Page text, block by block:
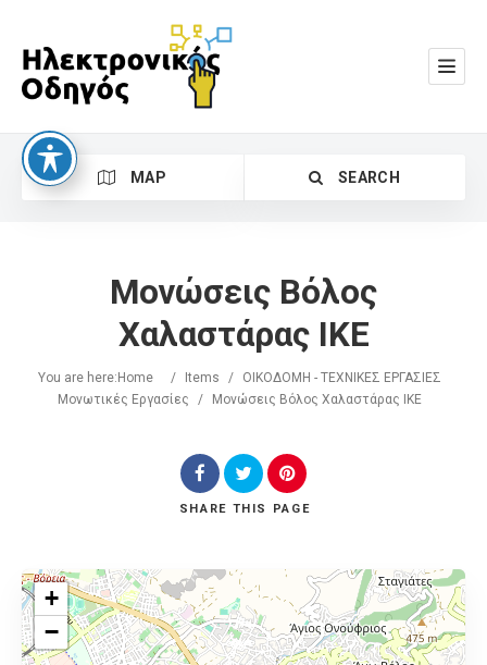
MAP SEARCH
Search
Μονώσεις Βόλος
Χαλαστάρας ΙΚΕ
You are here: Home / Items /
ΟΙΚΟΔΟΜΗ - ΤΕΧΝΙΚΕΣ ΕΡΓΑΣΙΕΣ
Μονωτικές Εργασίες
/ Μονώσεις Βόλος Χαλαστάρας ΙΚΕ
SHARE THIS PAGE
+
−